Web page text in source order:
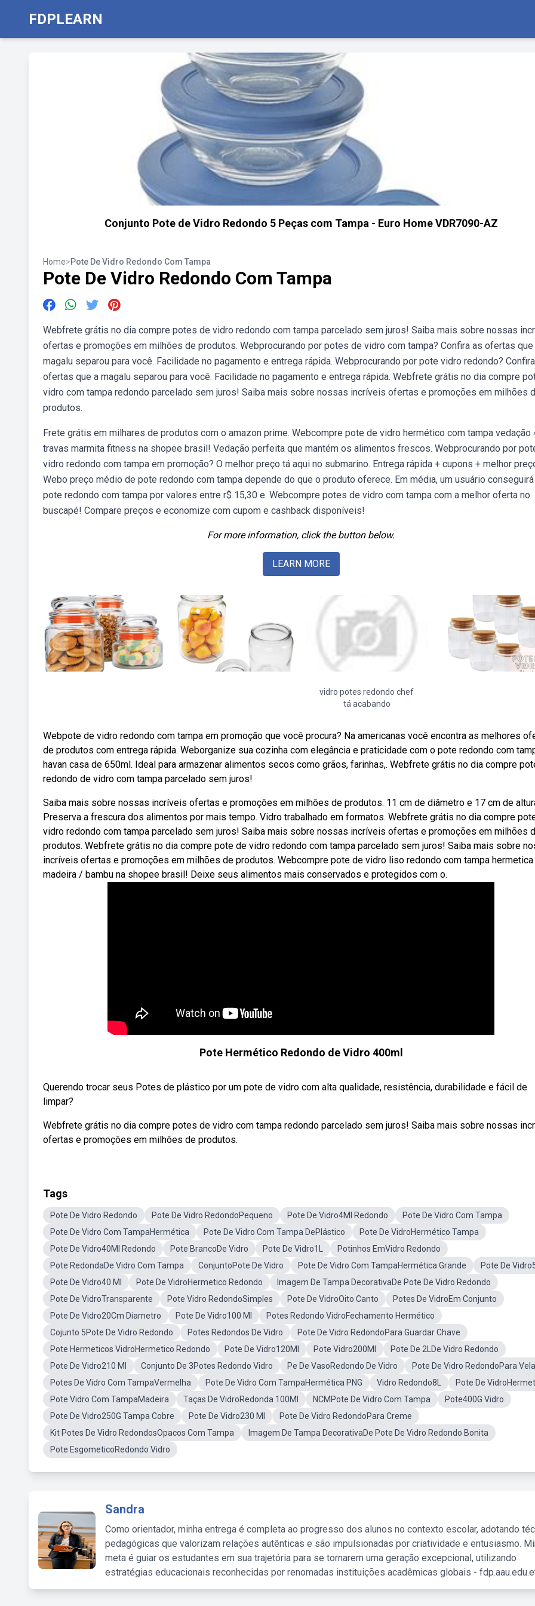
FDPLEARN
Conjunto Pote de Vidro Redondo 5 Peças com Tampa - Euro Home VDR7090-AZ
Home>Pote De Vidro Redondo Com Tampa
Pote De Vidro Redondo Com Tampa
Webfrete grátis no dia compre potes de vidro redondo com tampa parcelado sem juros! Saiba mais sobre nossas
ofertas e promoções em milhões de produtos. Webprocurando por potes de vidro com tampa? Confira as ofertas que
magalu separou para você. Facilidade no pagamento e entrega rápida. Webprocurando por pote vidro redondo?
ofertas que a magalu separou para você. Facilidade no pagamento e entrega rápida. Webfrete grátis no dia compre
vidro com tampa redondo parcelado sem juros! Saiba mais sobre nossas incríveis ofertas e promoções em milhões
produtos.
Frete grátis em milhares de produtos com o amazon prime. Webcompre pote de vidro hermético com tampa vedação
travas marmita fitness na shopee brasil! Vedação perfeita que mantém os alimentos frescos. Webprocurando por
vidro redondo com tampa em promoção? O melhor preço tá aqui no submarino. Entrega rápida + cupons + melhor
Webo preço médio de pote redondo com tampa depende do que o produto oferece. Em média, um usuário conseguirá
pote redondo com tampa por valores entre r$ 15,30 e. Webcompre potes de vidro com tampa com a melhor oferta no
buscapé! Compare preços e economize com cupom e cashback disponíveis!
For more information, click the button below.
LEARN MORE
vidro potes redondo chef
tá acabando
Webpote de vidro redondo com tampa em promoção que você procura? Na americanas você encontra as melhores
de produtos com entrega rápida. Weborganize sua cozinha com elegância e praticidade com o pote redondo com
havan casa de 650ml. Ideal para armazenar alimentos secos como grãos, farinhas,. Webfrete grátis no dia compre
redondo de vidro com tampa parcelado sem juros!
Saiba mais sobre nossas incríveis ofertas e promoções em milhões de produtos. 11 cm de diâmetro e 17 cm de
Preserva a frescura dos alimentos por mais tempo. Vidro trabalhado em formatos. Webfrete grátis no dia compre
vidro redondo com tampa parcelado sem juros! Saiba mais sobre nossas incríveis ofertas e promoções em milhões
produtos. Webfrete grátis no dia compre pote de vidro redondo com tampa parcelado sem juros! Saiba mais sobre
incríveis ofertas e promoções em milhões de produtos. Webcompre pote de vidro liso redondo com tampa
madeira / bambu na shopee brasil! Deixe seus alimentos mais conservados e protegidos com o.
Pote Hermético Redondo de Vidro 400ml
Querendo trocar seus Potes de plástico por um pote de vidro com alta qualidade, resistência, durabilidade e fácil de
limpar?
Webfrete grátis no dia compre potes de vidro com tampa redondo parcelado sem juros! Saiba mais sobre nossas
ofertas e promoções em milhões de produtos.
Tags
Pote De Vidro Redondo Pote De Vidro RedondoPequeno Pote De Vidro4Ml Redondo
Pote De Vidro Com Tampa
Pote De Vidro Com TampaHermética
Pote De Vidro Com Tampa DePlástico
Pote De VidroHermético Tampa
Pote De Vidro40Ml Redondo
Pote BrancoDe Vidro Pote De Vidro1L
Potinhos EmVidro Redondo
Pote RedondaDe Vidro Com Tampa
ConjuntoPote De Vidro Pote De Vidro Com TampaHermética Grande
Pote De
Pote De Vidro40 Ml
Pote De VidroHermetico Redondo
Imagem De Tampa DecorativaDe Pote De Vidro Redondo
Pote De VidroTransparente
Pote Vidro RedondoSimples Pote De VidroOito Canto
Potes De VidroEm Conjunto
Pote De Vidro20Cm Diametro
Pote De Vidro100 Ml
Potes Redondo VidroFechamento Hermético
Cojunto 5Pote De Vidro Redondo
Potes Redondos De Vidro
Pote De Vidro RedondoPara Guardar Chave
Pote Hermeticos VidroHermetico Redondo
Pote De Vidro120Ml Pote Vidro200Ml
Pote De 2LDe Vidro Redondo
Pote De Vidro210 Ml
Conjunto De 3Potes Redondo Vidro Pe De VasoRedondo De Vidro
Pote De Vidro RedondoPara Vela
Potes De Vidro Com TampaVermelha
Pote De Vidro Com TampaHermética PNG Vidro Redondo8L
Pote De
Pote Vidro Com TampaMadeira
Taças De VidroRedonda 100Ml NCMPote De Vidro Com Tampa
Pote400G Vidro
Pote De Vidro250G Tampa Cobre
Pote De Vidro230 Ml
Pote De Vidro RedondoPara Creme
Kit Potes De Vidro RedondosOpacos Com Tampa
Imagem De Tampa DecorativaDe Pote De Vidro Redondo Bonita
Pote EsgometicoRedondo Vidro
Sandra
Como orientador, minha entrega é completa ao progresso dos alunos no contexto escolar, adotando
pedagógicas que valorizam relações autênticas e são impulsionadas por criatividade e entusiasmo.
meta é guiar os estudantes em sua trajetória para se tornarem uma geração excepcional, utilizando
estratégias educacionais reconhecidas por renomadas instituições acadêmicas globais -